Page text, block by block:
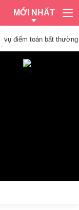
MỚI NHẤT
vụ điểm toán bất